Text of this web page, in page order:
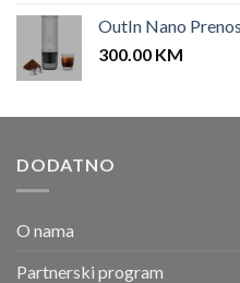
OutIn Nano
300.00 KM
DODATNO
O nama
Partnerski program